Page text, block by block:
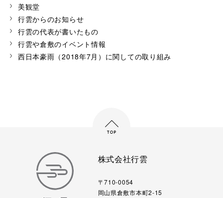
美観堂
行雲からのお知らせ
行雲の代表が書いたもの
行雲や倉敷のイベント情報
西日本豪雨（2018年7月）に関しての取り組み
株式会社行雲
〒710-0054
岡山県倉敷市本町2-15